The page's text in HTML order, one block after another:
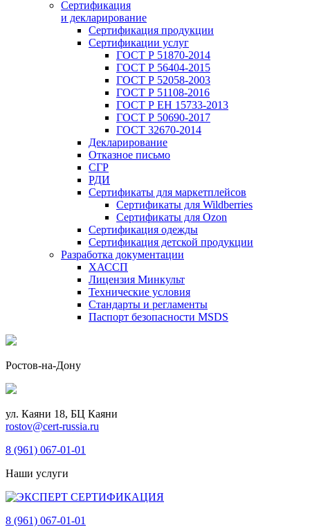
Сертификация
и декларирование
Сертификация продукции
Сертификации услуг
ГОСТ Р 51870-2014
ГОСТ Р 56404-2015
ГОСТ Р 52058-2003
ГОСТ Р 51108-2016
ГОСТ Р ЕН 15733-2013
ГОСТ Р 50690-2017
ГОСТ 32670-2014
Декларирование
Отказное письмо
СГР
РДИ
Сертификаты для маркетплейсов
Сертификаты для Wildberries
Сертификаты для Ozon
Сертификация одежды
Сертификация детской продукции
Разработка документации
ХАССП
Лицензия Минкульт
Технические условия
Стандарты и регламенты
Паспорт безопасности MSDS
Ростов-на-Дону
ул. Каяни 18, БЦ Каяни
rostov@cert-russia.ru
8 (961) 067-01-01
Наши услуги
8 (961) 067-01-01